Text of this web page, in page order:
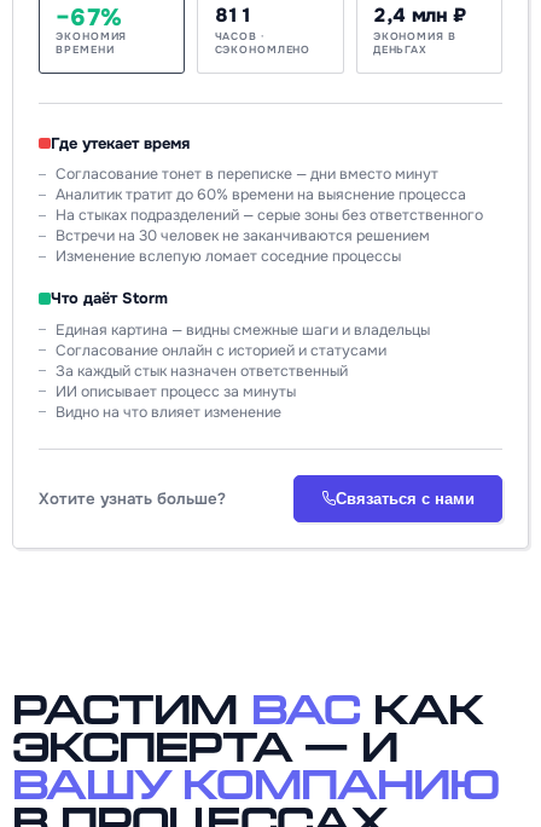
−67%
ЭКОНОМИЯ
ВРЕМЕНИ
811
ЧАСОВ ·
СЭКОНОМЛЕНО
2,4 млн ₽
ЭКОНОМИЯ В
ДЕНЬГАХ
Где утекает время
Согласование тонет в переписке — дни вместо минут
Аналитик тратит до 60% времени на выяснение процесса
На стыках подразделений — серые зоны без ответственного
Встречи на 30 человек не заканчиваются решением
Изменение вслепую ломает соседние процессы
Что даёт Storm
Единая картина — видны смежные шаги и владельцы
Согласование онлайн с историей и статусами
За каждый стык назначен ответственный
ИИ описывает процесс за минуты
Видно на что влияет изменение
Хотите узнать больше? Связаться с нами
Растим васкак
эксперта — и
вашу компанию